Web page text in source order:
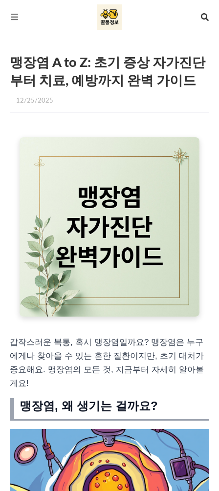
맹장염 A to Z: 초기 증상 자가진단
부터 치료, 예방까지 완벽 가이드
12/25/2025
갑작스러운 복통, 혹시 맹장염일까요? 맹장염은 누구
에게나 찾아올 수 있는 흔한 질환이지만, 초기 대처가
중요해요. 맹장염의 모든 것, 지금부터 자세히 알아볼
게요!
맹장염, 왜 생기는 걸까요?